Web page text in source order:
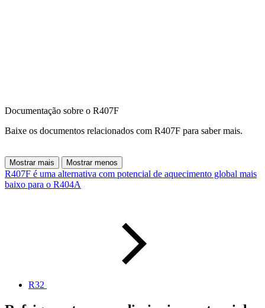
Documentação sobre o R407F
Baixe os documentos relacionados com R407F para saber mais.
Mostrar mais Mostrar menos
R407F é uma alternativa com potencial de aquecimento global mais
baixo para o R404A
R32